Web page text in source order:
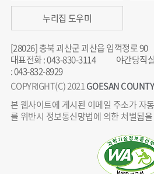
누리집 도우미
[28026] 충북 괴산군 괴산읍 임꺽정로 90
대표전화:043-830-3114 야간당직실
:043-832-8929
COPYRIGHT(C) 2021GOESAN COUNTY
본 웹사이트에 게시된 이메일 주소가 자
를 위반시 정보통신망법에 의한 처벌됨